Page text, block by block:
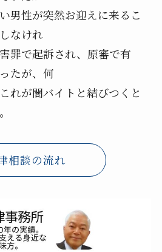
男性が突然お迎えに来るこ
なけれ
罪で起訴され、原審で有
たが、何
れが闇バイトと結びつくと
相談の流れ